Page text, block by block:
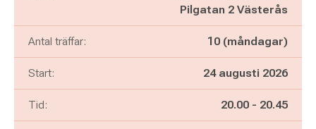
Pilgatan 2 Västerås
Antal träffar: 10 (måndagar)
Start: 24 augusti 2026
Tid: Pågår mellan
20.00 - och
20.45